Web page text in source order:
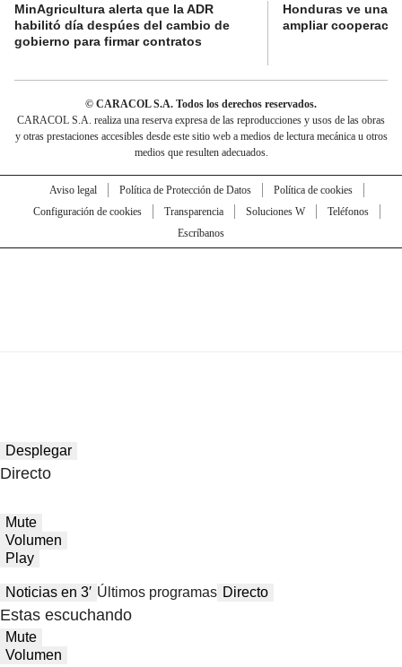
MinAgricultura alerta que la ADR
habilitó día despúes del cambio de
gobierno para firmar contratos
Honduras ve una
ampliar
© CARACOL S.A. Todos los derechos reservados.
CARACOL S.A. realiza una reserva expresa de las reproducciones y usos de las obras
y otras prestaciones accesibles desde este sitio web a medios de lectura mecánica u otros
medios que resulten adecuados.
Aviso legal Política de Protección de Datos
Política de cookies
Configuración de cookies
Transparencia Soluciones W
Teléfonos
Escríbanos
Desplegar
Directo
Mute
Volumen
Play
Noticias en 3′ Últimos programas Directo
Estas escuchando
Mute
Volumen